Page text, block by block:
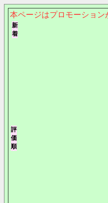
本ページはプロモーション